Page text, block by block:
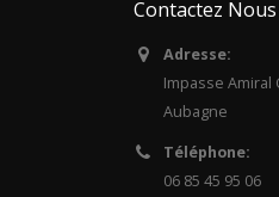
Contactez Nous
Adresse:
Impasse Amiral
Aubagne
Téléphone:
06 85 45 95 06